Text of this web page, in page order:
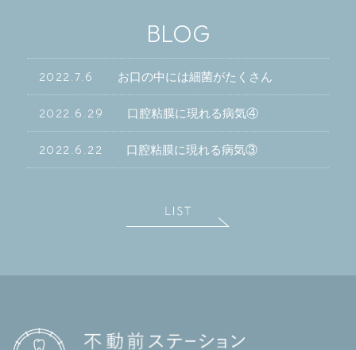
BLOG
2022.7.6 お口の中には細菌がたくさん
2022.6.29 口腔粘膜に現れる病気④
2022.6.22 口腔粘膜に現れる病気③